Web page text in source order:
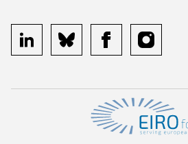
linkedin bluesky facebookinstagram